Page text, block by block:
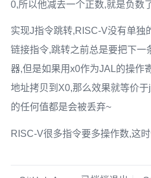
0,所以他减去一个正数,就是负数
实现J指令跳转,RISC-V没有单独
链接指令,跳转之前总是要把下一
器,但是如果用x0作为JAL的操作
地址拷贝到X0,那么效果就等价
的任何值都是会被丢弃~
RISC-V很多指令要多操作数,这